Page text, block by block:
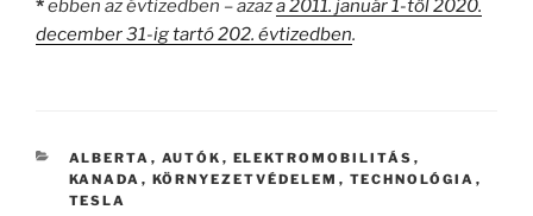
*ebben az évtizedben – azaza 2011. január 1-től 2020.
december 31-ig tartó 202. évtizedben.
CATEGORIES
ALBERTA , AUTÓK , ELEKTROMOBILITÁS ,
KANADA , KÖRNYEZETVÉDELEM , TECHNOLÓGIA ,
TESLA